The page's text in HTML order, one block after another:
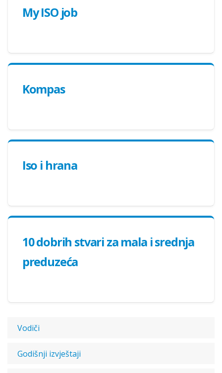
My ISO job
Kompas
Iso i hrana
10 dobrih stvari za mala i srednja
preduzeća
Vodiči
Godišnji izvještaji